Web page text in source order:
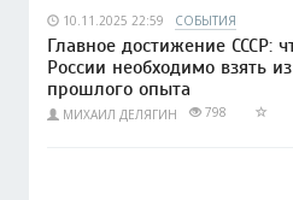
10.11.2025 22:59 СОБЫТИЯ
Главное достижение СССР:
России необходимо взять из
прошлого опыта
МИХАИЛ ДЕЛЯГИН 798